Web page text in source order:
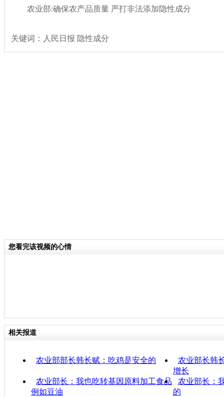
农业部:确保农产品质量 严打非法添加隐性成分
关键词：人民日报 隐性成分
您看完该视频的心情
相关报道
农业部部长韩长赋：吃鸡是安全的
农业部长韩
增长
农业部长：我也吃转基因原料加工食品
例如豆油
农业部长：
的